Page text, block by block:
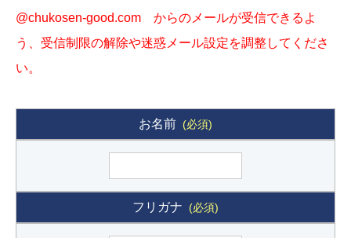
@chukosen-good.com からのメールが受信できるよ
う、受信制限の解除や迷惑メール設定を調整してくださ
い。
お名前 (必須)
フリガナ (必須)